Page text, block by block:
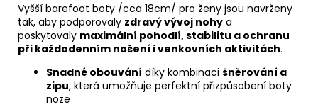
Vyšší barefoot boty /cca 18cm/ pro ženy jsou navrženy
tak, aby podporovaly zdravý vývoj nohy a
poskytovaly maximální pohodlí, stabilitu a ochranu
při každodenním nošení i venkovních aktivitách.
Snadné obouvání díky kombinaci šněrování a
zipu, která umožňuje perfektní přizpůsobení boty
noze